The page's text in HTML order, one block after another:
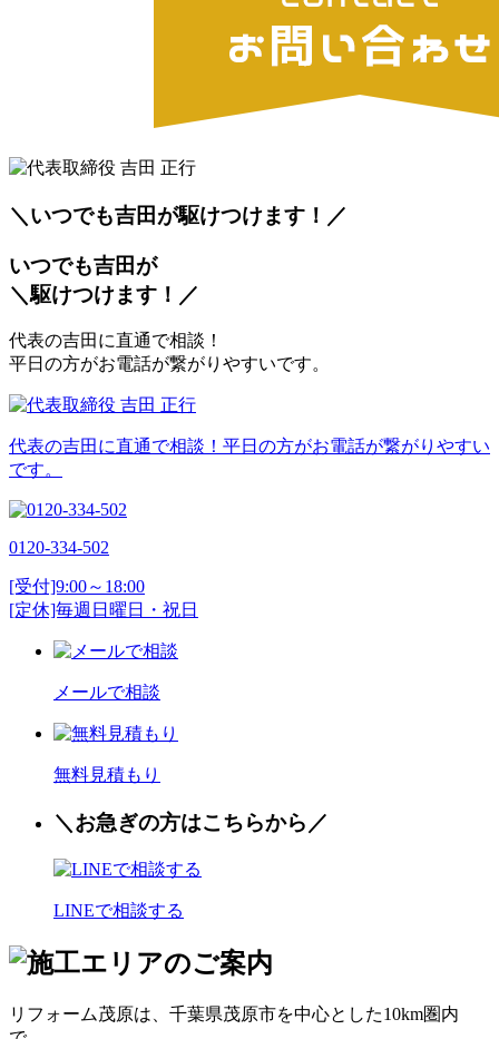
＼いつでも吉田が駆けつけます！／
いつでも吉田が
＼駆けつけます！／
代表の吉田に直通で相談！
平日の方がお電話が繋がりやすいです。
代表の吉田に直通で相談！平日の方がお電話が繋がりやすい
です。
0120-334-502
[受付]9:00～18:00
[定休]毎週日曜日・祝日
メールで相談
無料見積もり
＼お急ぎの方はこちらから／
LINEで相談する
リフォーム茂原は、千葉県茂原市を中心とした10km圏内